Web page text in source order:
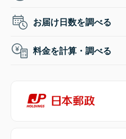
お届け日数を調べる
料金を計算・調べる